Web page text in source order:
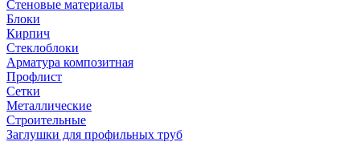
Стеновые материалы
Блоки
Кирпич
Стеклоблоки
Арматура композитная
Профлист
Сетки
Металлические
Строительные
Заглушки для профильных труб